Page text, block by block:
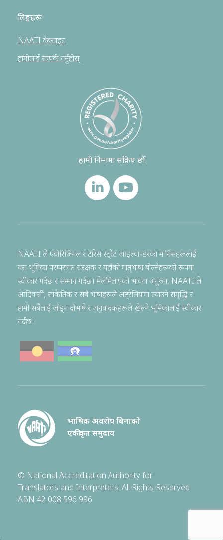
लिङ्कहरू
NAATI वेबसाइट
हामीलाई सम्पर्क गर्नुहोस्
हामी निम्नमा सक्रिय छौँ
NAATI ले एबोरिजिनल र टोरेस स्ट्रेट आइल्याण्डरका मानिसहरूलाई
यस भूमिका परम्परागत संरक्षक र यहाँको मातृभाषा बोल्नेहरूको रूपमा
स्वीकार गर्दछ र सम्मान गर्दछ। मेलमिलापको भावना अनुरुप, NAATI ले
आदिवासी, सांकेतिक र सबै भाषाहरूले अष्ट्रेलियामा ल्याउने समृद्धि र
हामी सबैलाई जोड्न दोभाषे र अनुवादकहरूले खेल्ने भूमिकालाई स्वीकार
गर्दछ।
भाषिक अवरोध बिनाको
एकीकृत समुदाय
© National Accreditation Authority for
Translators and Interpreters. All Rights Reserved
ABN 42 008 596 996